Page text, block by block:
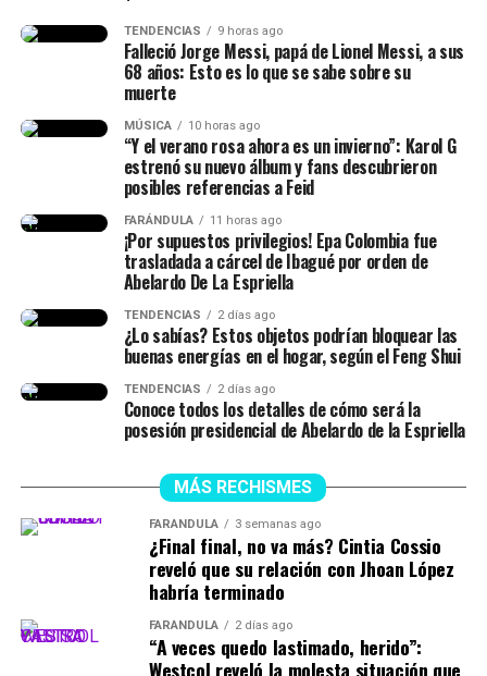
TENDENCIAS 9 horas ago
Falleció Jorge Messi, papá de Lionel Messi, a sus
68 años: Esto es lo que se sabe sobre su
muerte
MÚSICA 10 horas ago
“Y el verano rosa ahora es un invierno”: Karol G
estrenó su nuevo álbum y fans descubrieron
posibles referencias a Feid
FARÁNDULA 11 horas ago
¡Por supuestos privilegios! Epa Colombia fue
trasladada a cárcel de Ibagué por orden de
Abelardo De La Espriella
TENDENCIAS 2 días ago
¿Lo sabías? Estos objetos podrían bloquear las
buenas energías en el hogar, según el Feng Shui
TENDENCIAS 2 días ago
Conoce todos los detalles de cómo será la
posesión presidencial de Abelardo de la Espriella
MÁS RECHISMES
FARÁNDULA 3 semanas ago
¿Final final, no va más? Cintia Cossio
reveló que su relación con Jhoan López
habría terminado
FARÁNDULA 2 días ago
“A veces quedo lastimado, herido”:
Westcol reveló la molesta situación que